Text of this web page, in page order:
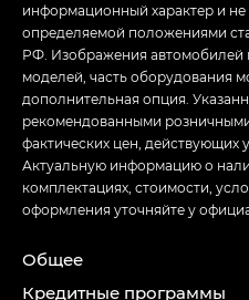
информационный характер и
определяемой положениями
РФ. Изображения автомобилей
моделей, часть оборудования
дополнительная опция.
рекомендованными
фактических цен, действующих
Актуальную информацию о
комплектациях, стоимости,
оформления уточняйте у
Общее
Кредитные программы